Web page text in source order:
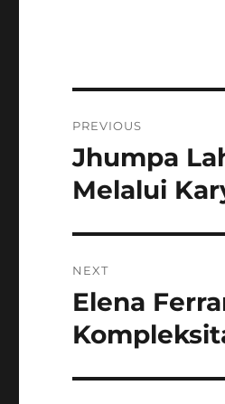
pos
PREVIOUS
Previous
post:
Jhumpa
Melalui
NEXT
Next
post:
Elena